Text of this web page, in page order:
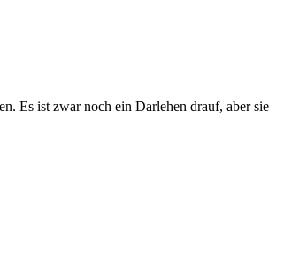
Es ist zwar noch ein Darlehen drauf, aber sie